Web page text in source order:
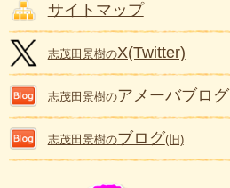
サイトマップ
志茂田景樹のX(Twitter)
志茂田景樹のアメーバブログ
志茂田景樹のブログ(旧)